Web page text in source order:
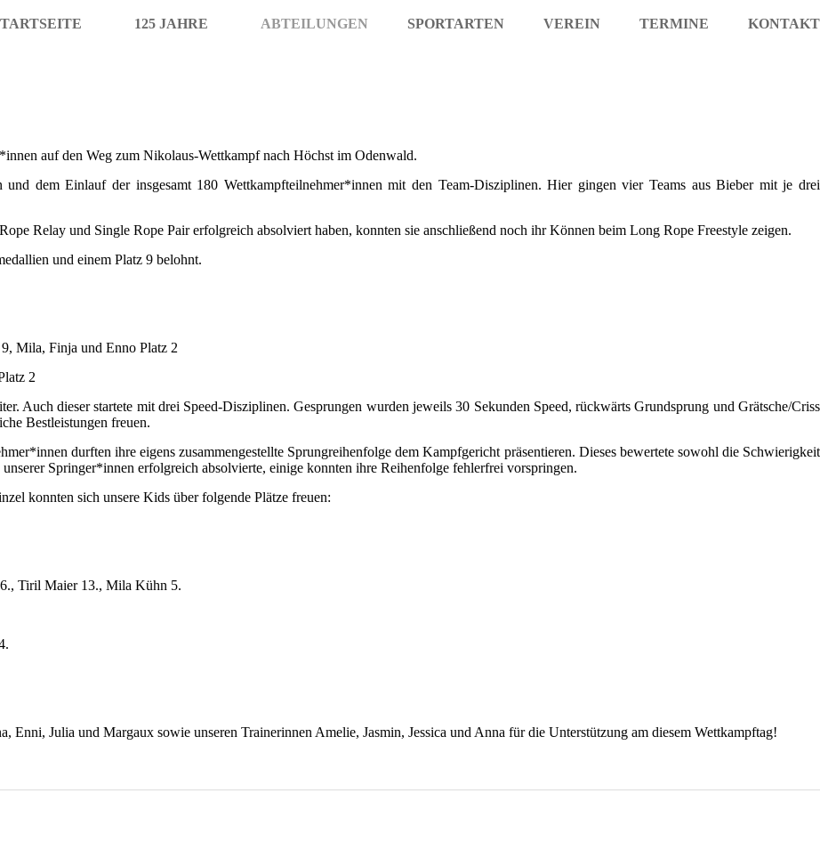
125 JAHRE ABTEILUNGEN SPORTARTEN VEREIN TERMINE
KONTAKT
auf den Weg zum Nikolaus-Wettkampf nach Höchst im Odenwald.
und dem Einlauf der insgesamt 180 Wettkampfteilnehmer*innen mit den Team-Disziplinen. Hier gingen vier Teams aus Bieber mit je drei
Relay und Single Rope Pair erfolgreich absolviert haben, konnten sie anschließend noch ihr Können beim Long Rope Freestyle zeigen.
und einem Platz 9 belohnt.
Mila, Finja und Enno Platz 2
2
Auch dieser startete mit drei Speed-Disziplinen. Gesprungen wurden jeweils 30 Sekunden Speed, rückwärts Grundsprung und Grätsche/Criss
Bestleistungen freuen.
durften ihre eigens zusammengestellte Sprungreihenfolge dem Kampfgericht präsentieren. Dieses bewertete sowohl die Schwierigkeit
Springer*innen erfolgreich absolvierte, einige konnten ihre Reihenfolge fehlerfrei vorspringen.
konnten sich unsere Kids über folgende Plätze freuen:
Tiril Maier 13., Mila Kühn 5.
Enni, Julia und Margaux sowie unseren Trainerinnen Amelie, Jasmin, Jessica und Anna für die Unterstützung am diesem Wettkampftag!